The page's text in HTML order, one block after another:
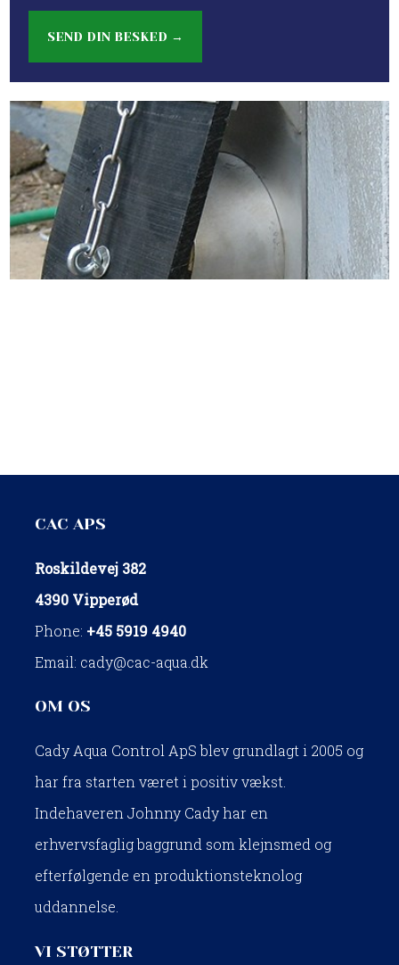
CAC APS
Roskildevej 382
4390 Vipperød
Phone: +45 5919 4940
Email: cady@cac-aqua.dk
OM OS
Cady Aqua Control ApS blev grundlagt i 2005 og
har fra starten været i positiv vækst.
Indehaveren Johnny Cady har en
erhvervsfaglig baggrund som klejnsmed og
efterfølgende en produktionsteknolog
uddannelse.​
​VI STØTTER